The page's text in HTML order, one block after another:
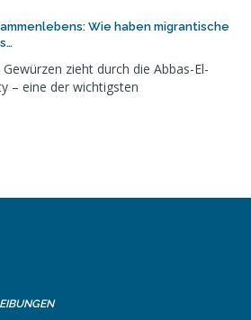
Wie haben migrantische
zieht durch die Abbas-El-
– eine der wichtigsten